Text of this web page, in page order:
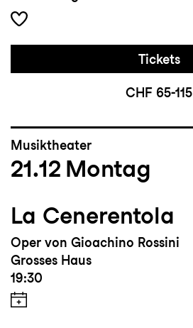
Tickets
CHF 65-115
Musiktheater
21.12 Montag
La Cenerentola
Oper von Gioachino Rossini
Grosses Haus
19:30